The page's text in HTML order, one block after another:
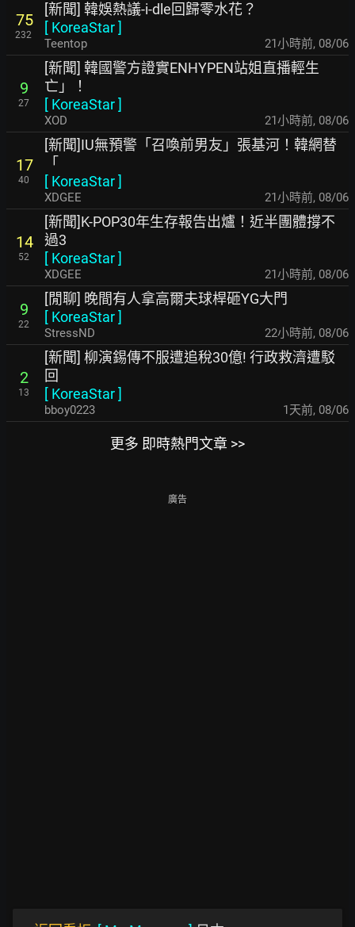
75
232
[新聞] 韓娛熱議-i-dle回歸零水花？
[ KoreaStar]
Teentop 21小時前, 08/06
9
27
[新聞] 韓國警方證實ENHYPEN站姐直播輕生
亡」！
[ KoreaStar]
XOD 21小時前, 08/06
17
40
[新聞]IU無預警「召喚前男友」張基河！韓網替
「
[ KoreaStar]
XDGEE 21小時前, 08/06
14
52
[新聞]K-POP30年生存報告出爐！近半團體撐不
過3
[ KoreaStar]
XDGEE 21小時前, 08/06
9
22
[閒聊] 晚間有人拿高爾夫球桿砸YG大門
[ KoreaStar]
StressND 22小時前, 08/06
2
13
[新聞] 柳演錫傳不服遭追稅30億! 行政救濟遭駁
回
[ KoreaStar]
bboy0223 1天前, 08/06
更多 即時熱門文章 >>
廣告